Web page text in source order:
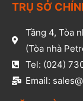
TRỤ SỞ
Tầng 4, Tòa
(Tòa nhà
Tel: (024)
Email: